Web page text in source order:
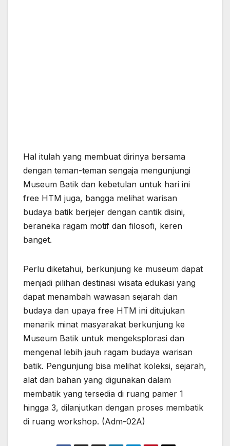
Hal itulah yang membuat dirinya bersama
dengan teman-teman sengaja mengunjungi
Museum Batik dan kebetulan untuk hari ini
free HTM juga, bangga melihat warisan
budaya batik berjejer dengan cantik disini,
beraneka ragam motif dan filosofi, keren
banget.
Perlu diketahui, berkunjung ke museum dapat
menjadi pilihan destinasi wisata edukasi yang
dapat menambah wawasan sejarah dan
budaya dan upaya free HTM ini ditujukan
menarik minat masyarakat berkunjung ke
Museum Batik untuk mengeksplorasi dan
mengenal lebih jauh ragam budaya warisan
batik. Pengunjung bisa melihat koleksi, sejarah,
alat dan bahan yang digunakan dalam
membatik yang tersedia di ruang pamer 1
hingga 3, dilanjutkan dengan proses membatik
di ruang workshop. (Adm-02A)